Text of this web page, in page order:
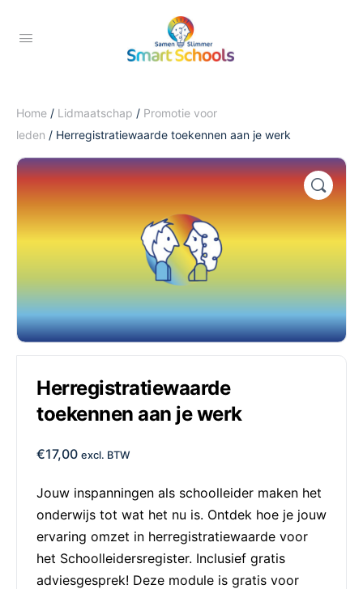
Home / Lidmaatschap / Promotie voor
leden / Herregistratiewaarde toekennen aan je werk
Herregistratiewaarde
toekennen aan je werk
€17,00 excl. BTW
Jouw inspanningen als schoolleider maken het
onderwijs tot wat het nu is. Ontdek hoe je jouw
ervaring omzet in herregistratiewaarde voor
het Schoolleidersregister. Inclusief gratis
adviesgesprek! Deze module is gratis voor